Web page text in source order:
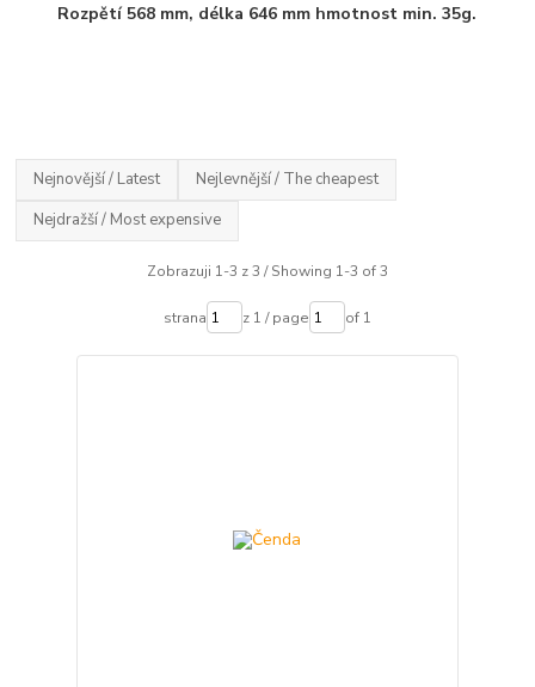
Rozpětí 568 mm, délka 646 mm hmotnost min. 35g.
Nejnovější / Latest
Nejlevnější / The cheapest
Nejdražší / Most expensive
Zobrazuji 1-3 z 3 / Showing 1-3 of 3
strana z 1 / page of 1